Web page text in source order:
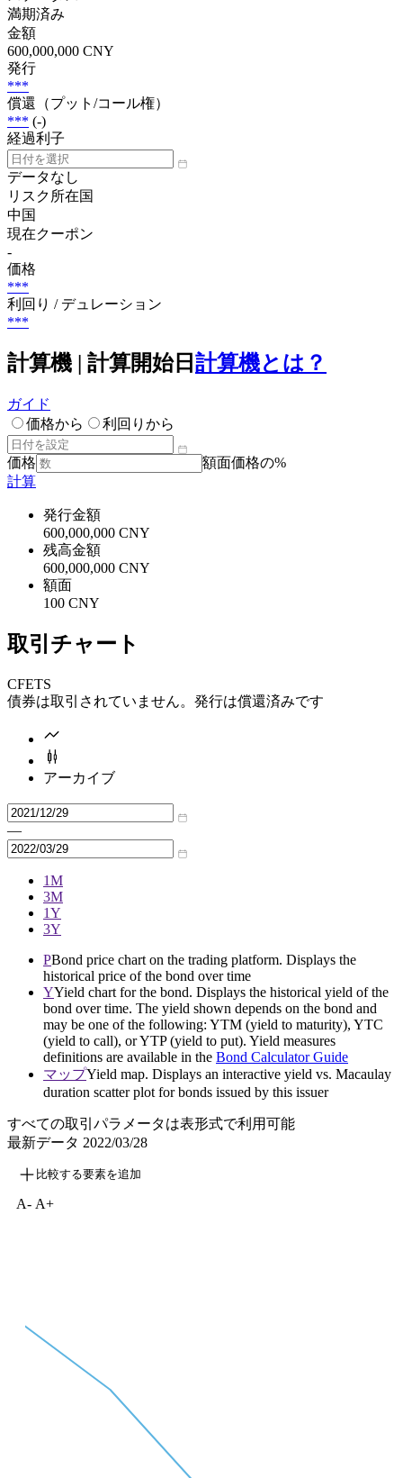
満期済み
金額
600,000,000 CNY
発行
***
償還（プット/コール権）
*** (-)
経過利子
データなし
リスク所在国
中国
現在クーポン
-
価格
***
利回り / デュレーション
***
計算機 | 計算開始日 計算機とは？
ガイド
価格から
利回りから
価格
額面価格の%
計算
発行金額
600,000,000 CNY
残高金額
600,000,000 CNY
額面
100 CNY
取引チャート
CFETS
債券は取引されていません。発行は償還済みです
アーカイブ
—
1M
3M
1Y
3Y
PBond price chart on the trading platform. Displays the
historical price of the bond over time
YYield chart for the bond. Displays the historical yield of the
bond over time. The yield shown depends on the bond and
may be one of the following: YTM (yield to maturity), YTC
(yield to call), or YTP (yield to put). Yield measures
definitions are available in the Bond Calculator Guide
マップYield map. Displays an interactive yield vs. Macaulay
duration scatter plot for bonds issued by this issuer
すべての取引パラメータは表形式で利用可能
最新データ 2022/03/28
比較する要素を追加